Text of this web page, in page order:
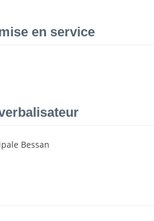
en service
Bessan